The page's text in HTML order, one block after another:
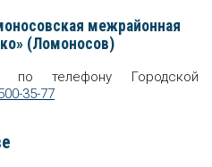
межрайонная
(Ломоносов)
по телефону Городской
35-77